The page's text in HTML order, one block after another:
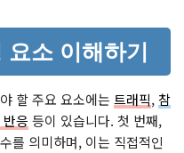
소 이해하기
할 주요 요소에는 트래픽, 참
응 등이 있습니다. 첫 번째,
를 의미하며, 이는 직접적인